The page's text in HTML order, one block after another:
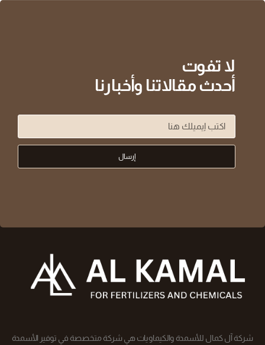
لا تفوت
أحدث مقالاتنا وأخبارنا
إرسال
شركة آل كمال للأسمدة والكيماويات هي شركة متخصصة في توفير الأسمدة